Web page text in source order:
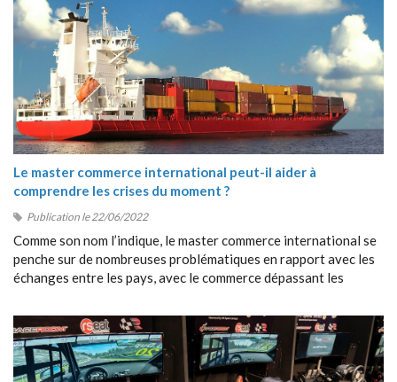
Le master commerce international peut-il aider à
comprendre les crises du moment ?
Publication le 22/06/2022
Comme son nom l’indique, le master commerce international se
penche sur de nombreuses problématiques en rapport avec les
échanges entre les pays, avec le commerce dépassant les